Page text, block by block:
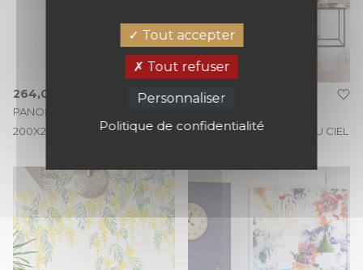
PANORAMIQUE RIBAMBELLE
200X280 ROSE BLUSH
264,00 €
VEGETALE 300X280 BLEU CIEL
325,60 €
Tout accepter
Tout refuser
Personnaliser
Politique de confidentialité